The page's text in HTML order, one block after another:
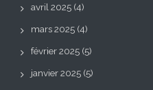
avril 2025 (4)
mars 2025 (4)
février 2025 (5)
janvier 2025 (5)